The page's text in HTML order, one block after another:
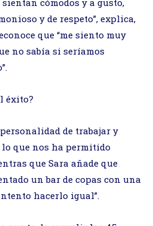
cómodos y a gusto,
y de respeto”, explica,
que “me siento muy
no sabía si seríamos
éxito?
de trabajar y
que nos ha permitido
que Sara añade que
un bar de copas con una
hacerlo igual”.